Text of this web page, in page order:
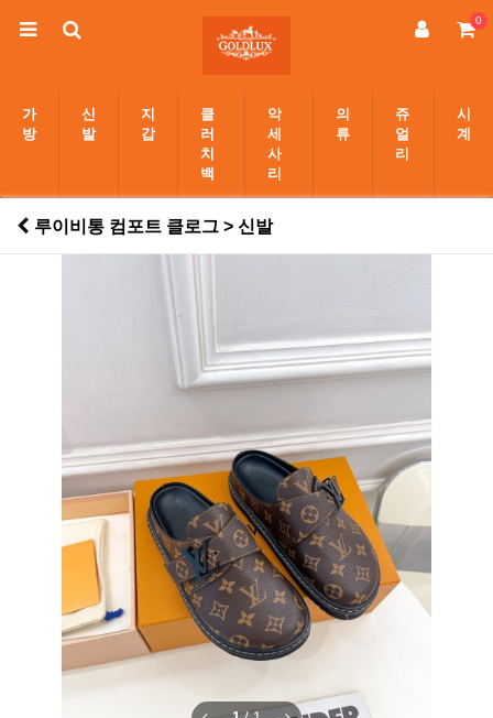
0
가
방
신
발
지
갑
클
러
치
백
악
세
사
리
의
류
쥬
얼
리
시
계
루이비통 컴포트 클로그 > 신발